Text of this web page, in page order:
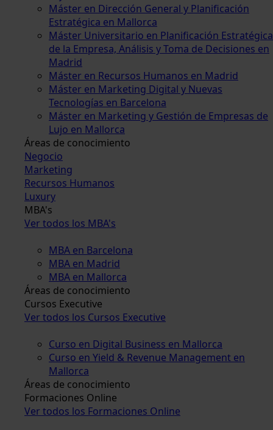
Máster en Dirección General y Planificación
Estratégica en Mallorca
Máster Universitario en Planificación Estratégica
de la Empresa, Análisis y Toma de Decisiones en
Madrid
Máster en Recursos Humanos en Madrid
Máster en Marketing Digital y Nuevas
Tecnologías en Barcelona
Máster en Marketing y Gestión de Empresas de
Lujo en Mallorca
Áreas de conocimiento
Negocio
Marketing
Recursos Humanos
Luxury
MBA's
Ver todos los MBA's
MBA en Barcelona
MBA en Madrid
MBA en Mallorca
Áreas de conocimiento
Cursos Executive
Ver todos los Cursos Executive
Curso en Digital Business en Mallorca
Curso en Yield & Revenue Management en
Mallorca
Áreas de conocimiento
Formaciones Online
Ver todos los Formaciones Online